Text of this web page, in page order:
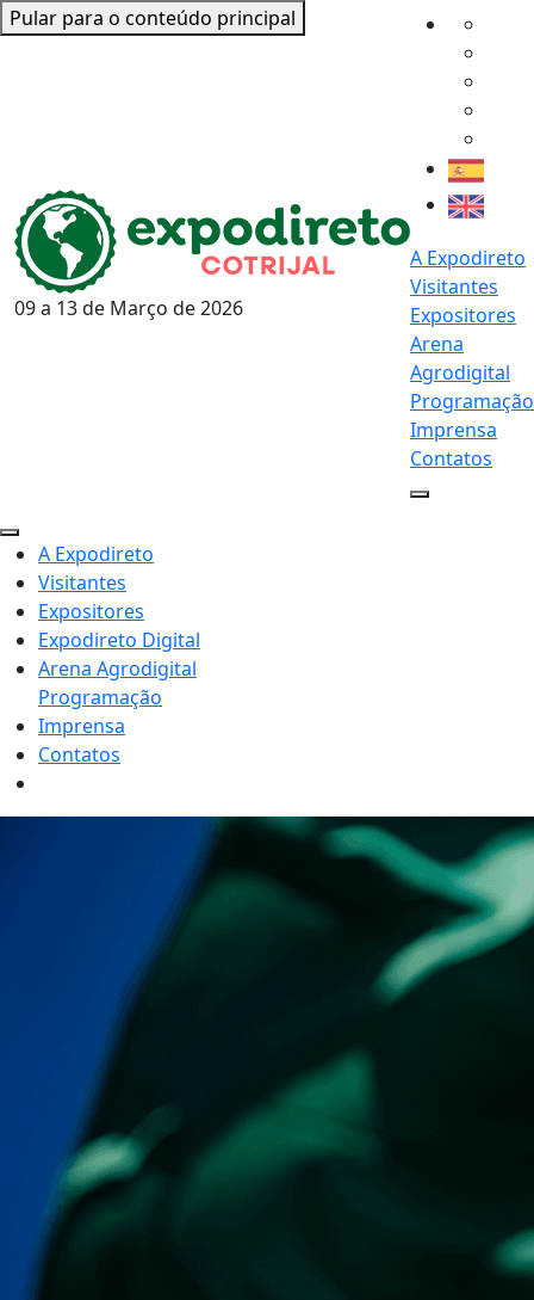
Pular para o conteúdo principal
09 a 13 de Março de 2026
A Expodireto
Visitantes
Expositores
Arena
Agrodigital
Programação
Imprensa
Contatos
A Expodireto
Visitantes
Expositores
Expodireto Digital
Arena Agrodigital
Programação
Imprensa
Contatos